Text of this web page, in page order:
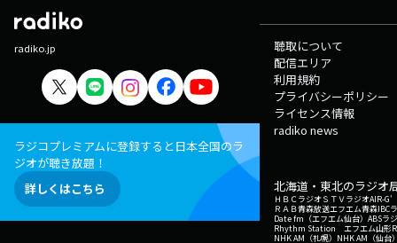
radiko.jp
ラジコプレミアムに登録すると日本全国のラ
ジオが聴き放題！
詳しくはこちら
聴取について
配信エリア
利用規約
プライバシーポリシー
ライセンス情報
radiko news
北海道・東北のラジオ
ＨＢＣラジオＳＴＶラジオAIR-G'
ＲＡＢ青森放送エフエム青森IBC
Date fm（エフエム仙台） ABSラ
Rhythm Station エフエム山形
NHK AM（札幌） NHK AM（仙台